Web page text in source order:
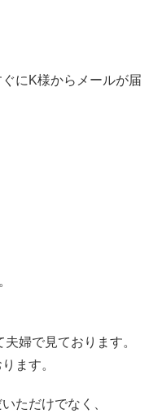
にK様からメールが届
婦で見ております。
ます。
ただけでなく、